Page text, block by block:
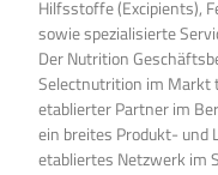
Hilfsstoffe (Excipients),
sowie spezialisierte
Der Nutrition
Selectnutrition im Markt
etablierter Partner im
ein breites Produkt- und
etabliertes Netzwerk im